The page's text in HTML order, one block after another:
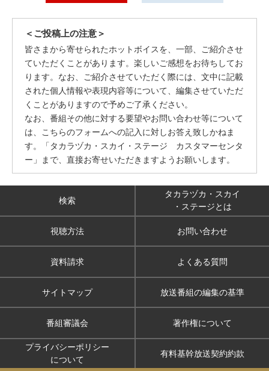
＜ご投稿上の注意＞
皆さまから寄せられたホットボイスを、一部、ご紹介させ
ていただくことがあります。楽しいご感想をお待ちしてお
ります。なお、ご紹介させていただく際には、文中に記載
された個人情報や表現内容等について、編集させていただ
くことがありますので予めご了承ください。
なお、番組その他に対する要望やお問い合わせ等について
は、こちらのフォームへの記入に対しお答え致しかねま
す。「タカラヅカ・スカイ・ステージ カスタマーセンタ
ー」まで、直接お寄せいただきますようお願いします。
検索
タカラヅカ・スカイ
・ステージとは
視聴方法 お問い合わせ
資料請求 よくある質問
サイトマップ 放送番組の編集の基準
番組審議会 著作権について
プライバシーポリシー
について
有料基幹放送契約約款